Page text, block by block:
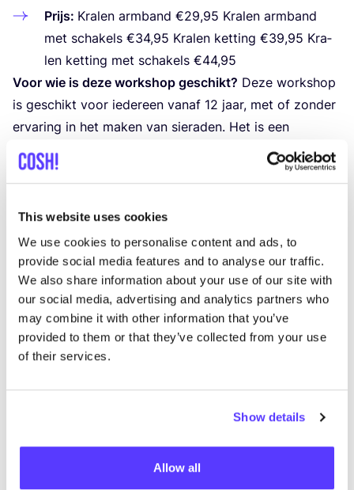
This website uses cookies
We use cookies to personalise content and ads, to
provide social media features and to analyse our traffic.
We also share information about your use of our site with
our social media, advertising and analytics partners who
may combine it with other information that you’ve
provided to them or that they’ve collected from your use
of their services.
Show details
Allow all
Prijs: Kra­len arm­band €29,95 Kra­len arm­band
met scha­kels €34,95 Kra­len ket­ting €39,95 Kra­
len ket­ting met scha­kels €44,95
Voor wie is deze work­shop geschikt? Deze work­shop
is geschikt voor ieder­een van­af 12 jaar, met of zon­der
erva­ring in het maken van sie­ra­den. Het is een
gewel­di­ge acti­vi­teit voor vrien­den­groe­pen,
vrij­ge­zel­len­fees­ten, moe­der-doch­ter momen­ten of
Schrijf je in!Heb je zin om je eigen sie­ra­den te maken
en je cre­a­ti­vi­teit te ont­dek­ken? Meld je dan aan voor
onze work­shop en ervaar hoe leuk het is om iets
moois te cre­ë­ren met je eigen handen.
Aan­mel­den kan op de aan­ge­ge­ven data of van­af
5per­so­nen ook op een loca­tie of datum naar keuze!
Als je met een groep van mini­maal
per­so­nen bent,
geko­zen loca­tie en tijd­stip orga­ni­se­ren. Ide­aal voor
bij­voor­beeld een ver­jaar­dag, bedrijfs­uit­je of